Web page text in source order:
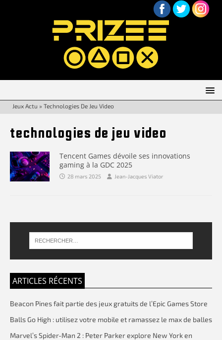
Jeux Actu » Technologies De Jeu Video
technologies de jeu video
Tencent Games dévoile ses innovations
gaming à la GDC 2025
28 mars 2025 Jean-Jacques Viator
ARTICLES RÉCENTS
Beacon Pines fait partie des jeux gratuits de l’Epic Games Store
Balls Go High : utilisez votre mobile et ramassez le max de balles
Marvel’s Spider-Man 2 : Peter Parker explore New York en